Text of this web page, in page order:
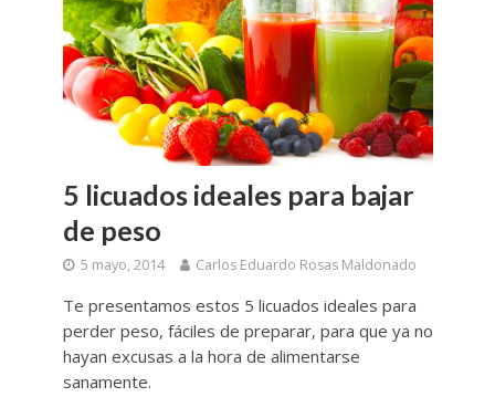
5 licuados ideales para bajar
de peso
5 mayo, 2014 Carlos Eduardo Rosas Maldonado
Te presentamos estos 5 licuados ideales para
perder peso, fáciles de preparar, para que ya no
hayan excusas a la hora de alimentarse
sanamente.